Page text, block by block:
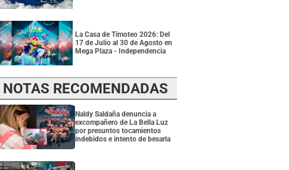
La Casa de Timoteo 2026: Del
17 de Julio al 30 de Agosto en
Mega Plaza - Independencia
NOTAS RECOMENDADAS
Naldy Saldaña denuncia a
excompañero de La Bella Luz
por presuntos tocamientos
indebidos e intento de besarla